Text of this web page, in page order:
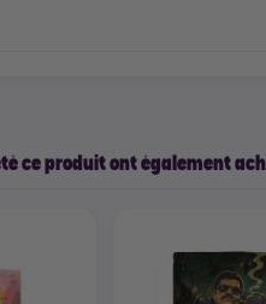
ce produit ont également